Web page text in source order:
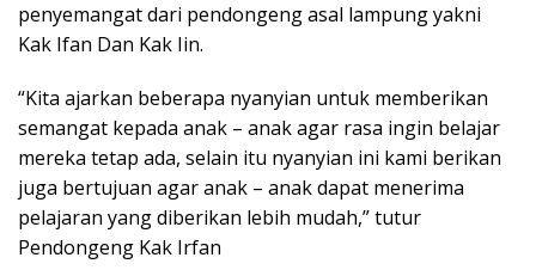
penyemangat dari pendongeng asal lampung yakni
Kak Ifan Dan Kak Iin.
“Kita ajarkan beberapa nyanyian untuk memberikan
semangat kepada anak – anak agar rasa ingin belajar
mereka tetap ada, selain itu nyanyian ini kami berikan
juga bertujuan agar anak – anak dapat menerima
pelajaran yang diberikan lebih mudah,” tutur
Pendongeng Kak Irfan